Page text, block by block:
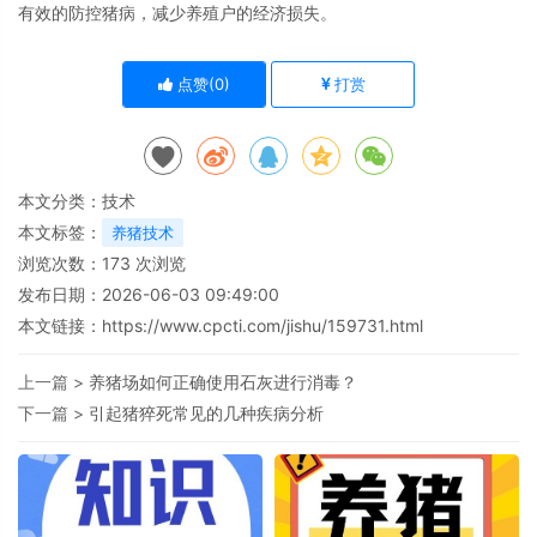
有效的防控猪病，减少养殖户的经济损失。
点赞(0) 打赏
本文分类： 技术
本文标签：
养猪技术
浏览次数： 173 次浏览
发布日期：2026-06-03 09:49:00
本文链接： https://www.cpcti.com/jishu/159731.html
上一篇 > 养猪场如何正确使用石灰进行消毒？
下一篇 > 引起猪猝死常见的几种疾病分析